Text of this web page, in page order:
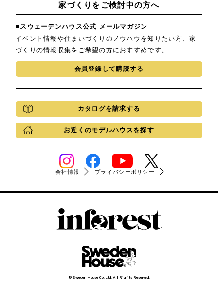
家づくりをご検討中の方へ
■スウェーデンハウス公式 メールマガジン
イベント情報や住まいづくりのノウハウを知りたい方、家
づくりの情報収集をご希望の方におすすめです。
会員登録して購読する
カタログを請求する
お近くのモデルハウスを探す
会社情報 プライバシーポリシー
© Sweden House Co.,Ltd. All Righits Reserved.